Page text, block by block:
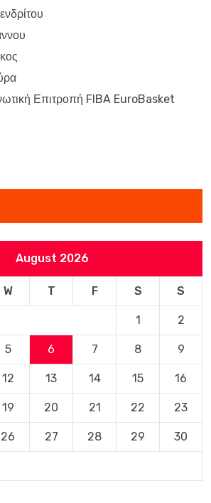
Επιτροπή FIBA EuroBasket
August 2026
W T F S S
1 2
5 6 7 8 9
12 13 14 15 16
19 20 21 22 23
26 27 28 29 30